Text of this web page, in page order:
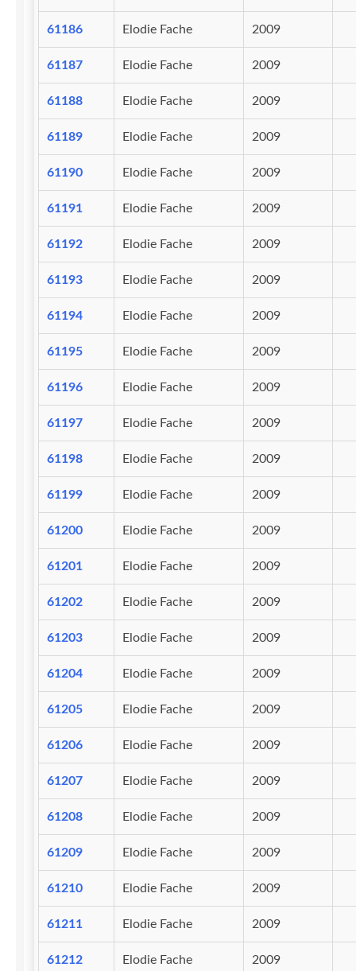
61186 Elodie Fache 2009
61187 Elodie Fache 2009
61188 Elodie Fache 2009
61189 Elodie Fache 2009
61190 Elodie Fache 2009
61191 Elodie Fache 2009
61192 Elodie Fache 2009
61193 Elodie Fache 2009
61194 Elodie Fache 2009
61195 Elodie Fache 2009
61196 Elodie Fache 2009
61197 Elodie Fache 2009
61198 Elodie Fache 2009
61199 Elodie Fache 2009
61200 Elodie Fache 2009
61201 Elodie Fache 2009
61202 Elodie Fache 2009
61203 Elodie Fache 2009
61204 Elodie Fache 2009
61205 Elodie Fache 2009
61206 Elodie Fache 2009
61207 Elodie Fache 2009
61208 Elodie Fache 2009
61209 Elodie Fache 2009
61210 Elodie Fache 2009
61211 Elodie Fache 2009
61212 Elodie Fache 2009